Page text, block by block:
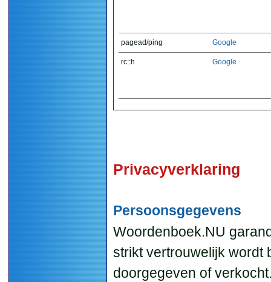
pagead/ping Google
rc::h Google
Privacyverklaring
Persoonsgegevens
Woordenboek.NU
strikt vertrouwelijk wordt
doorgegeven of